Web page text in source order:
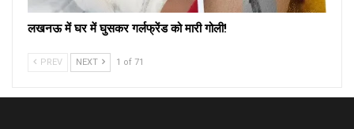
लखनऊ में घर में घुसकर गर्लफ्रेंड को मारी गोली!
PREV NEXT 1 of 71